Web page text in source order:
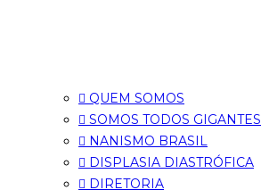
QUEM SOMOS
SOMOS TODOS GIGANTES
NANISMO BRASIL
DISPLASIA DIASTRÓFICA
DIRETORIA